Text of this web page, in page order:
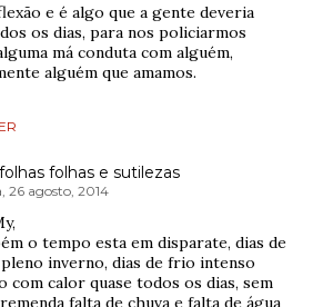
e é algo que a gente deveria
os dias, para nos policiarmos
má conduta com alguém,
alguém que amamos.
folhas e sutilezas
26 agosto, 2014
o tempo esta em disparate, dias de
inverno, dias de frio intenso
com calor quase todos os dias, sem
falta de chuva e falta de água